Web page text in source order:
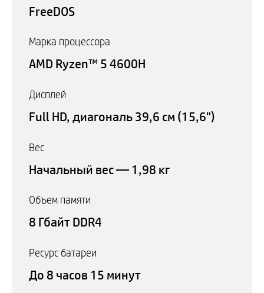
FreeDOS
Марка процессора
AMD Ryzen™ 5 4600H
Дисплей
Full HD, диагональ 39,6 см (15,6")
Вес
Начальный вес — 1,98 кг
Объем памяти
8 Гбайт DDR4
Ресурс батареи
До 8 часов 15 минут